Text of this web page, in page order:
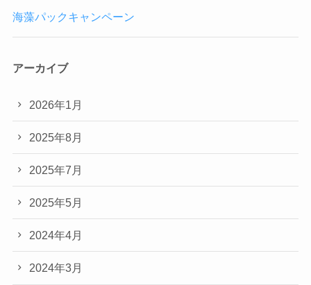
海藻パックキャンペーン
アーカイブ
2026年1月
2025年8月
2025年7月
2025年5月
2024年4月
2024年3月